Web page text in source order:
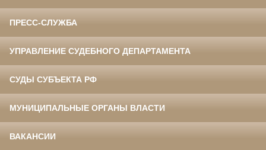
ПРЕСС-СЛУЖБА
УПРАВЛЕНИЕ СУДЕБНОГО ДЕПАРТАМЕНТА
СУДЫ СУБЪЕКТА РФ
МУНИЦИПАЛЬНЫЕ ОРГАНЫ ВЛАСТИ
ВАКАНСИИ